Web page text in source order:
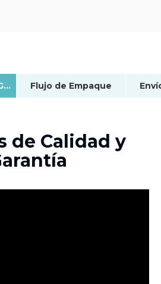
Pruebas de Calidad y Garantía Flujo de Empaque
de Calidad y